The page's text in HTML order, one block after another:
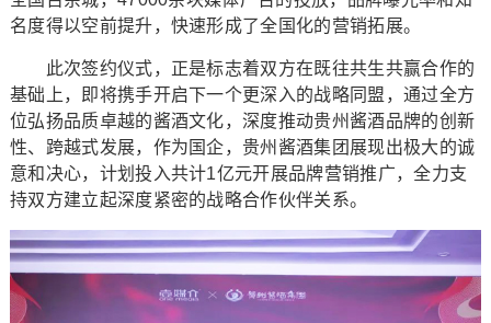
名度得以空前提升，快速形成了全国化的营销拓展。
此次签约仪式，正是标志着双方在既往共生共赢合作的
基础上，即将携手开启下一个更深入的战略同盟，通过全方
位弘扬品质卓越的酱酒文化，深度推动贵州酱酒品牌的创新
性、跨越式发展，作为国企，贵州酱酒集团展现出极大的诚
意和决心，计划投入共计1亿元开展品牌营销推广，全力支
持双方建立起深度紧密的战略合作伙伴关系。